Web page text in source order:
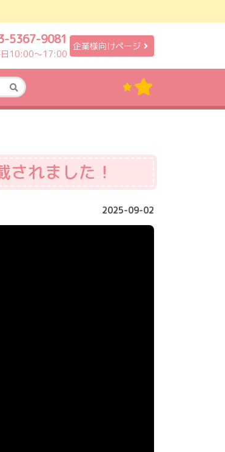
5367-9081
10:00〜17:00
企業様向けページ
れました！
2025-09-02